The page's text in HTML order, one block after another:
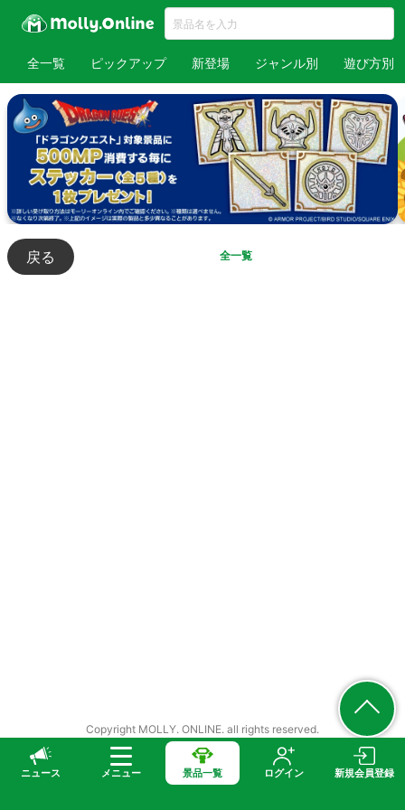
ニュース メニュー 景品一覧 ログイン 新規会員登録
全一覧 ピックアップ 新登場 ジャンル別 遊び方別
戻る 全一覧
Copyright MOLLY. ONLINE. all rights reserved.